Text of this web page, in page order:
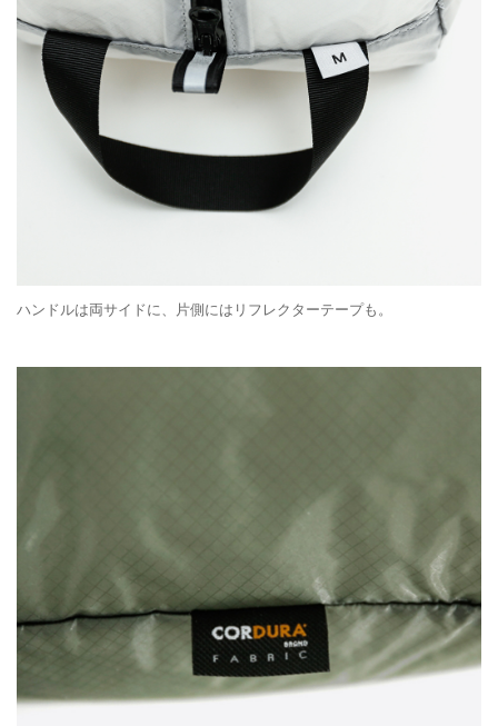
ハンドルは両サイドに、片側にはリフレクターテープも。